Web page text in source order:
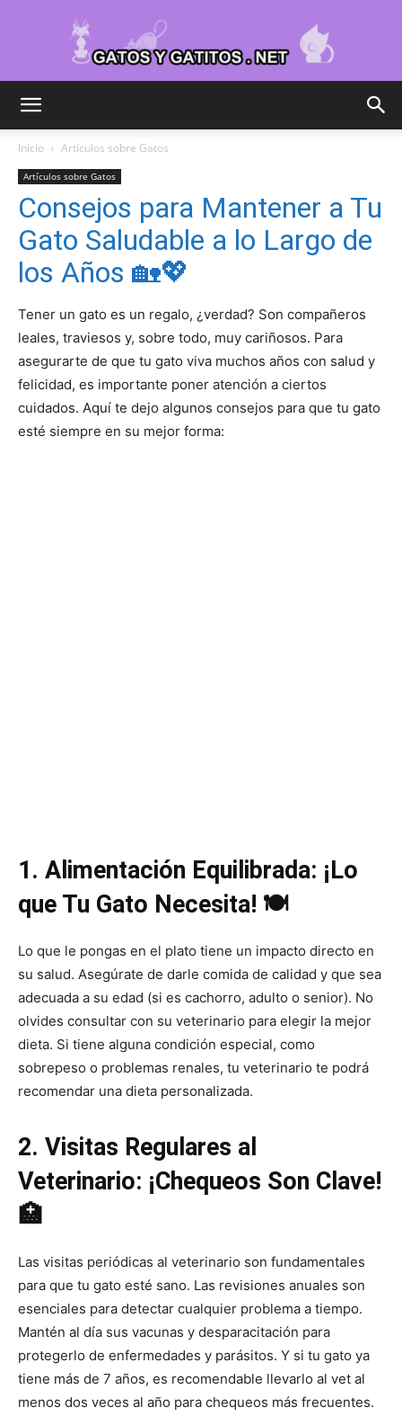
–
Inicio Artículos sobre Gatos
Artículos sobre Gatos
Consejos para Mantener a Tu
Gato Saludable a lo Largo de
los Años 🏡💖
Tener un gato es un regalo, ¿verdad? Son compañeros
leales, traviesos y, sobre todo, muy cariñosos. Para
asegurarte de que tu gato viva muchos años con salud y
felicidad, es importante poner atención a ciertos
cuidados. Aquí te dejo algunos consejos para que tu gato
esté siempre en su mejor forma:
1. Alimentación Equilibrada: ¡Lo
que Tu Gato Necesita! 🍽️
Lo que le pongas en el plato tiene un impacto directo en
su salud. Asegúrate de darle comida de calidad y que sea
adecuada a su edad (si es cachorro, adulto o senior). No
olvides consultar con su veterinario para elegir la mejor
dieta. Si tiene alguna condición especial, como
sobrepeso o problemas renales, tu veterinario te podrá
recomendar una dieta personalizada.
2. Visitas Regulares al
Veterinario: ¡Chequeos Son Clave!
🏥
Las visitas periódicas al veterinario son fundamentales
para que tu gato esté sano. Las revisiones anuales son
esenciales para detectar cualquier problema a tiempo.
Mantén al día sus vacunas y desparacitación para
protegerlo de enfermedades y parásitos. Y si tu gato ya
tiene más de 7 años, es recomendable llevarlo al vet al
menos dos veces al año para chequeos más frecuentes.